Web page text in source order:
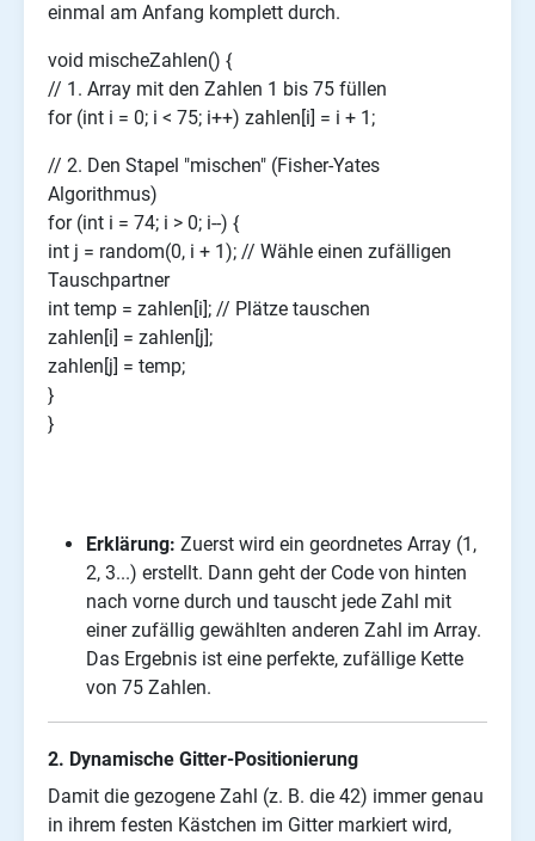
einmal am Anfang komplett durch.
void mischeZahlen() {
// 1. Array mit den Zahlen 1 bis 75 füllen
for (int i = 0; i < 75; i++) zahlen[i] = i + 1;
// 2. Den Stapel "mischen" (Fisher-Yates
Algorithmus)
for (int i = 74; i > 0; i--) {
int j = random(0, i + 1); // Wähle einen zufälligen
Tauschpartner
int temp = zahlen[i]; // Plätze tauschen
zahlen[i] = zahlen[j];
zahlen[j] = temp;
}
}
Erklärung: Zuerst wird ein geordnetes Array (1,
2, 3...) erstellt. Dann geht der Code von hinten
nach vorne durch und tauscht jede Zahl mit
einer zufällig gewählten anderen Zahl im Array.
Das Ergebnis ist eine perfekte, zufällige Kette
von 75 Zahlen.
2. Dynamische Gitter-Positionierung
Damit die gezogene Zahl (z. B. die 42) immer genau
in ihrem festen Kästchen im Gitter markiert wird,